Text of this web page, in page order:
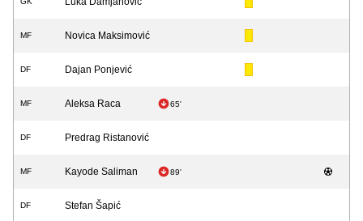
MF Novica Maksimović
DF Dajan Ponjević
MF Aleksa Raca 65'
DF Predrag Ristanović
MF Kayode Saliman 89'
DF Stefan Šapić